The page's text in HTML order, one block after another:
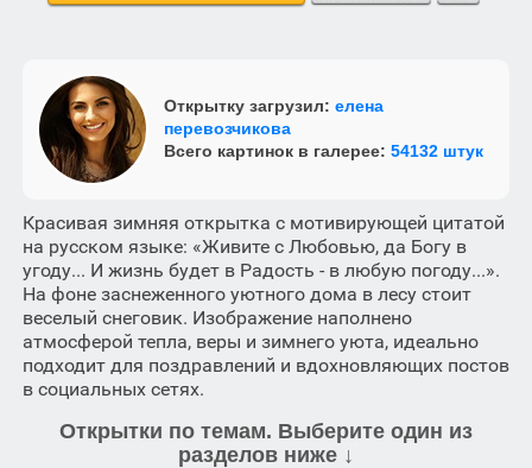
Открытку загрузил: елена
перевозчикова
Всего картинок в галерее: 54132 штук
Красивая зимняя открытка с мотивирующей цитатой
на русском языке: «Живите с Любовью, да Богу в
угоду... И жизнь будет в Радость - в любую погоду...».
На фоне заснеженного уютного дома в лесу стоит
веселый снеговик. Изображение наполнено
атмосферой тепла, веры и зимнего уюта, идеально
подходит для поздравлений и вдохновляющих постов
в социальных сетях.
Открытки по темам. Выберите один из
разделов ниже ↓